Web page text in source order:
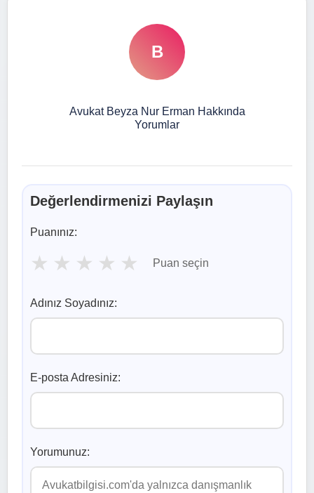
B
Avukat Beyza Nur Erman Hakkında
Yorumlar
Değerlendirmenizi Paylaşın
Puanınız:
★ ★ ★ ★ ★ Puan seçin
Adınız Soyadınız:
E-posta Adresiniz:
Yorumunuz: